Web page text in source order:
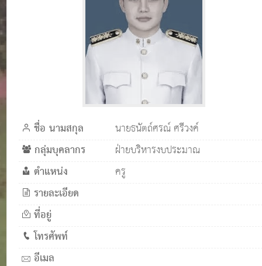
ชื่อ นามสกุล นายธนัตถ์ศรณ์ ศรีวงค์
กลุ่มบุคลากร ฝ่ายบริหารงบประมาณ
ตำแหน่ง ครู
รายละเอียด
ที่อยู่
โทรศัพท์
อีเมล